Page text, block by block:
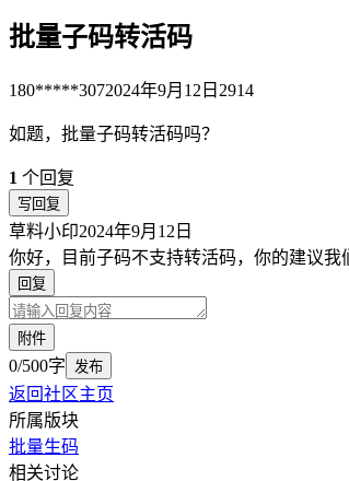
批量子码转活码
180*****3072024年9月12日 2914
如题，批量子码转活码吗？
1 个回复
写回复
草料小印2024年9月12日
你好，目前子码不支持转活码，你的建议
回复
附件
0/500字 发布
返回社区主页
所属版块
批量生码
相关讨论